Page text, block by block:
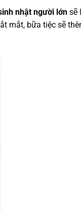
nhật người lớn sẽ
mắt, bữa tiệc sẽ